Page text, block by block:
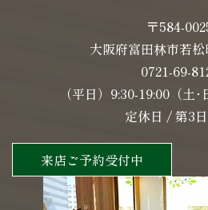
〒584-
大阪府富田林市若松
0721-69-
（平日）9:30-19:00（土
定休日 / 第3
来店ご予約受付中